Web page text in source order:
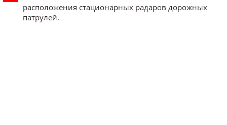
расположения стационарных радаров дорожных
патрулей.